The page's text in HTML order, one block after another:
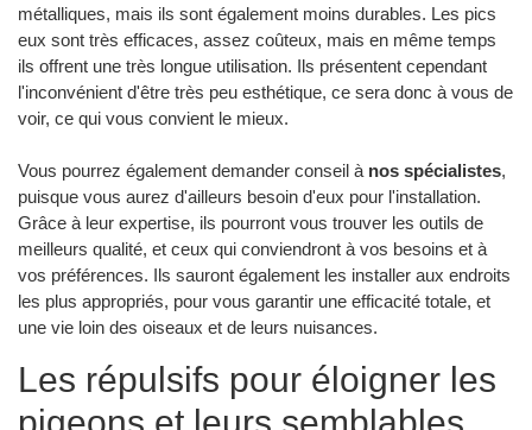
métalliques, mais ils sont également moins durables. Les pics
eux sont très efficaces, assez coûteux, mais en même temps
ils offrent une très longue utilisation. Ils présentent cependant
l'inconvénient d'être très peu esthétique, ce sera donc à vous de
voir, ce qui vous convient le mieux.
Vous pourrez également demander conseil à nos spécialistes,
puisque vous aurez d'ailleurs besoin d'eux pour l'installation.
Grâce à leur expertise, ils pourront vous trouver les outils de
meilleurs qualité, et ceux qui conviendront à vos besoins et à
vos préférences. Ils sauront également les installer aux endroits
les plus appropriés, pour vous garantir une efficacité totale, et
une vie loin des oiseaux et de leurs nuisances.
Les répulsifs pour éloigner les